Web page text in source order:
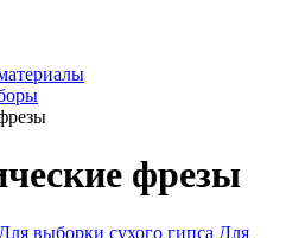
фрезы
Для выборки сухого гипса Для